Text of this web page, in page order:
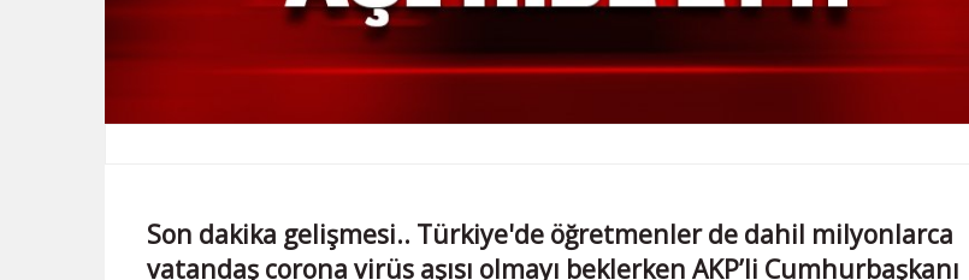
Son dakika gelişmesi.. Türkiye'de öğretmenler de dahil milyonlarca
vatandaş corona virüs aşısı olmayı beklerken AKP’li Cumhurbaşkanı